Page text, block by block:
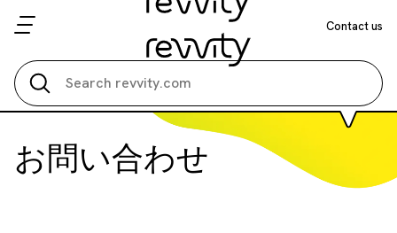
Contact us
お問い合わせ